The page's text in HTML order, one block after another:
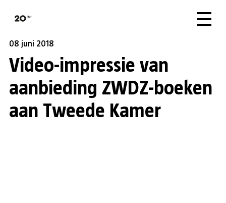
08 juni 2018
Video-impressie van
aanbieding ZWDZ-boeken
aan Tweede Kamer